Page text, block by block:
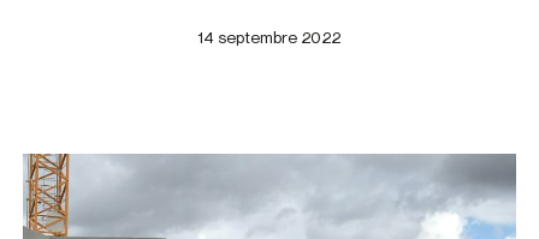
14 septembre 2022